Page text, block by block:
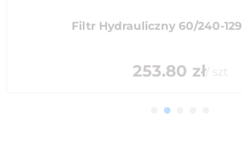
Filtr Hydrauliczny 60/240-129
253.80 zł/ szt